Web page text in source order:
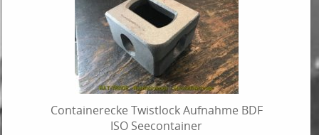
Containerecke Twistlock Aufnahme BDF
ISO Seecontainer